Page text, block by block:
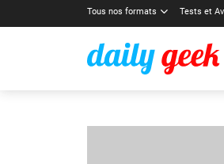
Tous nos formats Tests et